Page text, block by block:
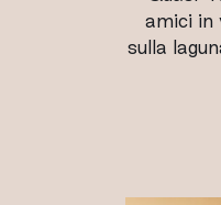
amici in
sulla